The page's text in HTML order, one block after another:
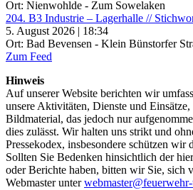
Ort: Nienwohlde - Zum Sowelaken
204. B3 Industrie – Lagerhalle //
5. August 2026 | 18:34
Ort: Bad Bevensen - Klein Bünstorfer
Zum Feed
Hinweis
Auf unserer Website berichten wir
unsere Aktivitäten, Dienste und
Bildmaterial, das jedoch nur
dies zulässt. Wir halten uns strikt und
Pressekodex, insbesondere schützen wir
Sollten Sie Bedenken hinsichtlich der
oder Berichte haben, bitten wir Sie, sich
Webmaster unter